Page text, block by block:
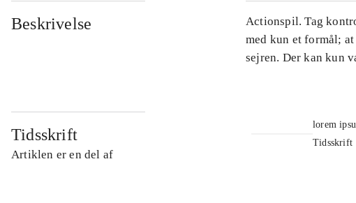
Beskrivelse
Actionspil. Tag
med kun et formål;
sejren. Der kan kun
Tidsskrift
Artiklen er en del af
lorem
Tidsskrift